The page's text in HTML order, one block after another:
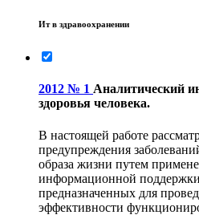
Ит в здравоохранении
2012 № 1 Аналитический
здоровья человека.
В настоящей работе
предупреждения
образа жизни путем
информационной
предназначенных для
эффективности